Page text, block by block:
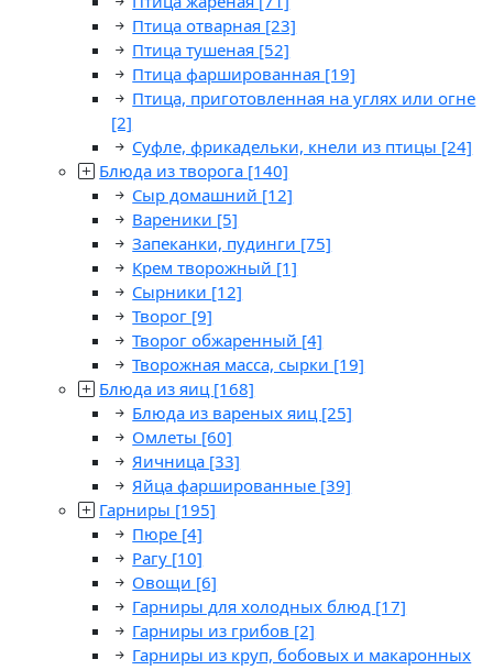
Птица отварная [23]
Птица тушеная [52]
Птица фаршированная [19]
Птица, приготовленная на углях или огне
[2]
Суфле, фрикадельки, кнели из птицы [24]
Блюда из творога [140]
Сыр домашний [12]
Вареники [5]
Запеканки, пудинги [75]
Крем творожный [1]
Сырники [12]
Творог [9]
Творог обжаренный [4]
Творожная масса, сырки [19]
Блюда из яиц [168]
Блюда из вареных яиц [25]
Омлеты [60]
Яичница [33]
Яйца фаршированные [39]
Гарниры [195]
Пюре [4]
Рагу [10]
Овощи [6]
Гарниры для холодных блюд [17]
Гарниры из грибов [2]
Гарниры из круп, бобовых и макаронных